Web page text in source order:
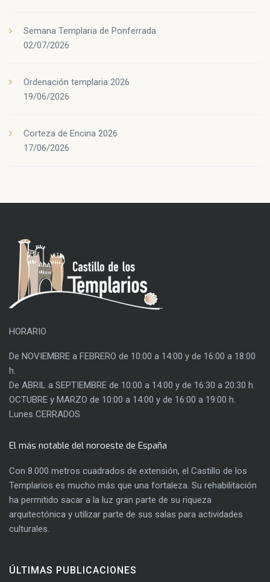
Semana Templaria de Ponferrada
02/07/2026
Ordenación templaria 2026
19/06/2026
Corteza de Encina 2026
17/06/2026
HORARIO
De NOVIEMBRE a FEBRERO de 10:00 a 14:00 y de 16:00 a 18:00
h.
De ABRIL a SEPTIEMBRE de 10:00 a 14:00 y de 16:30 a 20:30 h.
OCTUBRE y MARZO de 10:00 a 14:00 y de 16:00 a 19:00 h.
Lunes CERRADOS
El más notable del noroeste de España
Con 8.000 metros cuadrados de extensión, el Castillo de los
Templarios es mucho más que una fortaleza. Su rehabilitación
ha permitido sacar a la luz gran parte de su riqueza
arquitectónica y utilizar parte de sus salas para actividades
culturales.
ÚLTIMAS PUBLICACIONES